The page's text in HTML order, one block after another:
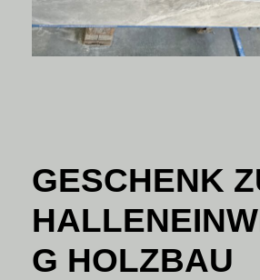
GESCHENK
G HOLZBAU